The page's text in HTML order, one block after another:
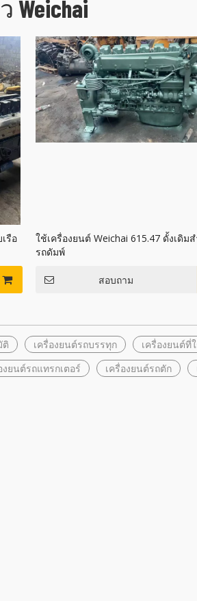
รือ
ใช้เครื่องยนต์ Weichai 615.47 ดั้งเดิม
รถดัมพ์
สอบถาม
ติ เครื่องยนต์รถบรรทุก เครื่องยนต์ที่
งยนต์รถแทรกเตอร์ เครื่องยนต์รถตัก